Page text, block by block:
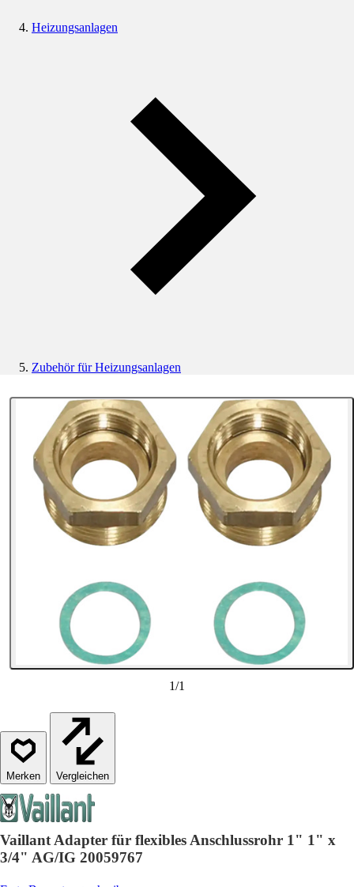
Heizungsanlagen
Zubehör für Heizungsanlagen
1/1
Vergleichen
Vaillant Adapter für flexibles Anschlussrohr 1" 1" x
3/4" AG/IG 20059767